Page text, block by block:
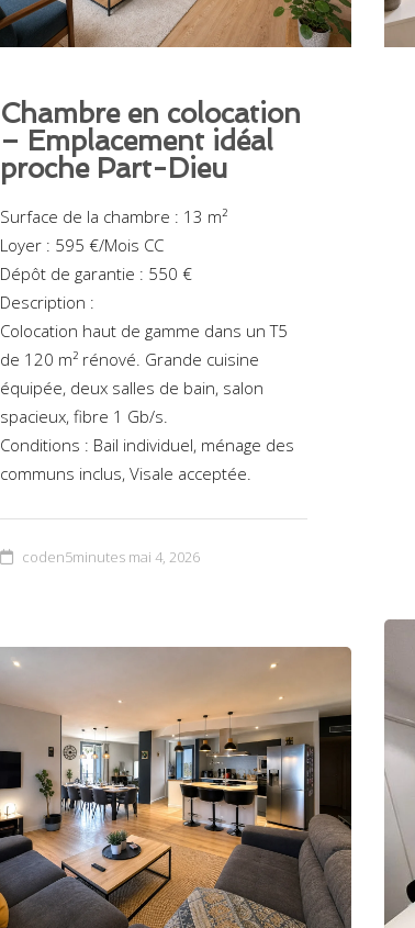
Chambre en colocation
– Emplacement idéal
proche Part-Dieu
Surface de la chambre : 13 m²
Loyer : 595 €/Mois CC
Dépôt de garantie : 550 €
Description :
Colocation haut de gamme dans un T5
de 120 m² rénové. Grande cuisine
équipée, deux salles de bain, salon
spacieux, fibre 1 Gb/s.
Conditions : Bail individuel, ménage des
communs inclus, Visale acceptée.
coden5minutes mai 4, 2026